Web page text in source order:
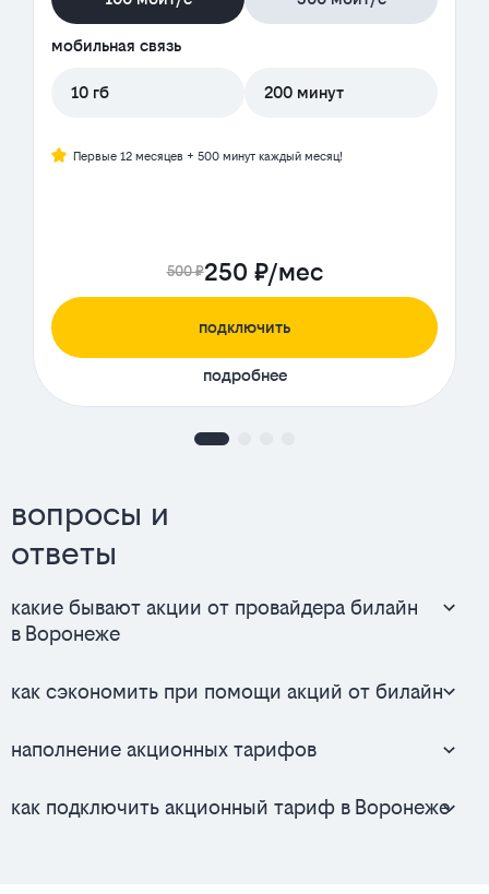
мобильная связь
10 гб 200 минут
Первые 12 месяцев + 500 минут каждый месяц!
500 ₽250 ₽/мес
подключить
подробнее
вопросы и
ответы
какие бывают акции от провайдера билайн
в Воронеже
как сэкономить при помощи акций от билайн
наполнение акционных тарифов
как подключить акционный тариф в Воронеже